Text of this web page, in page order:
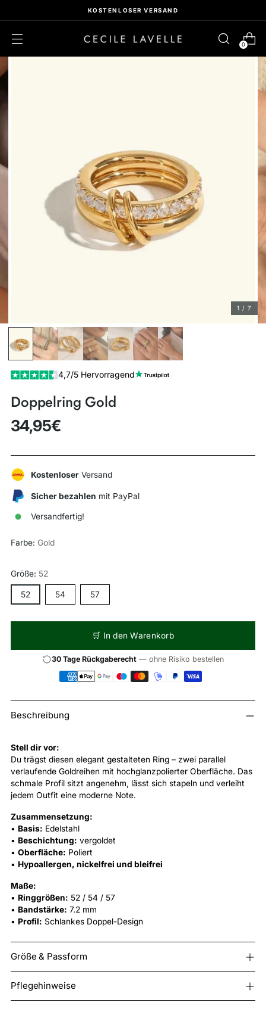
KOSTENLOSER VERSAND
0
1 / 7
4,7/5 Hervorragend
Doppelring Gold
Regulärer
34,95€
Kostenloser Versand
Sicher bezahlen mit PayPal
Versandfertig!
Farbe: Gold
Größe: 52
52 54 57
🛒 In den Warenkorb
30 Tage Rückgaberecht — ohne Risiko bestellen
in
legen
Beschreibung
Stell dir vor:
Du trägst diesen elegant gestalteten Ring – zwei parallel
verlaufende Goldreihen mit hochglanzpolierter Oberfläche. Das
schmale Profil sitzt angenehm, lässt sich stapeln und verleiht
jedem Outfit eine moderne Note.
Zusammensetzung:
• Basis: Edelstahl
• Beschichtung: vergoldet
• Oberfläche: Poliert
• Hypoallergen, nickelfrei und bleifrei
Maße:
• Ringgrößen: 52 / 54 / 57
• Bandstärke: 7.2 mm
• Profil: Schlankes Doppel-Design
Größe & Passform
Pflegehinweise